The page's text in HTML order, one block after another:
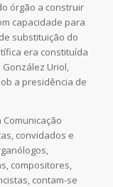
órgão a construir
capacidade para
substituição do
era constituída
González Uriol,
a presidência de
convidados e
compositores,
contam-se